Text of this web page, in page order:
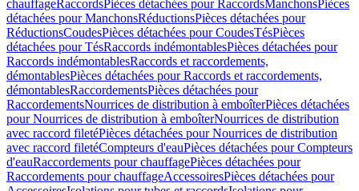
chauffageRaccordsPièces détachées pour RaccordsManchonsPièces
détachées pour ManchonsRéductionsPièces détachées pour
RéductionsCoudesPièces détachées pour CoudesTésPièces
détachées pour TésRaccords indémontablesPièces détachées pour
Raccords indémontablesRaccords et raccordements,
démontablesPièces détachées pour Raccords et raccordements,
démontablesRaccordementsPièces détachées pour
RaccordementsNourrices de distribution à emboîterPièces détachées
pour Nourrices de distribution à emboîterNourrices de distribution
avec raccord filetéPièces détachées pour Nourrices de distribution
avec raccord filetéCompteurs d'eauPièces détachées pour Compteurs
d'eauRaccordements pour chauffagePièces détachées pour
Raccordements pour chauffageAccessoiresPièces détachées pour